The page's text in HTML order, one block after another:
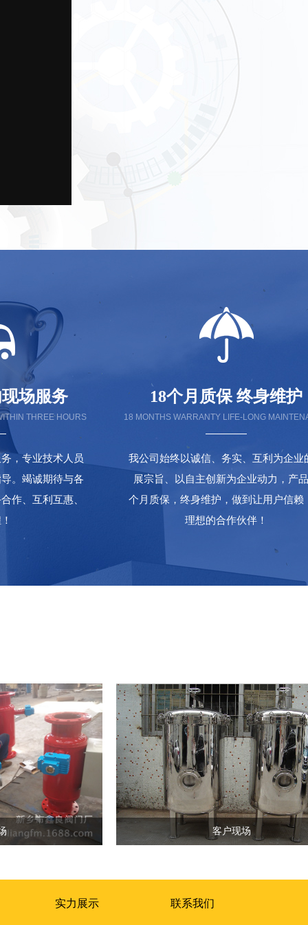
场服务
THREE HOURS
，专业技术人员
。竭诚期待与各
作、互利互惠、
18个月质保 终身维护
18 MONTHS WARRANTY LIFE-LONG
我公司始终以诚信、务实、互利为企业
展宗旨、以自主创新为企业动力，产
个月质保，终身维护，做到让用户信赖
理想的合作伙伴！
客户现场
实力展示 联系我们